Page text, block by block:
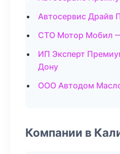
Автосервис Драйв
СТО Мотор Мобил
ИП Эксперт
Дону
ООО Автодом
Компании в